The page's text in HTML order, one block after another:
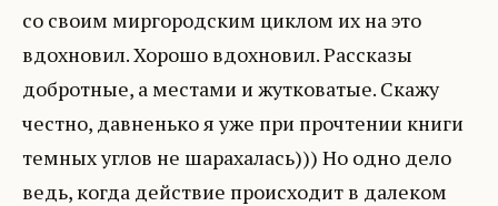
со своим миргородским циклом их на это
вдохновил. Хорошо вдохновил. Рассказы
добротные, а местами и жутковатые. Скажу
честно, давненько я уже при прочтении книги
темных углов не шарахалась))) Но одно дело
ведь, когда действие происходит в далеком